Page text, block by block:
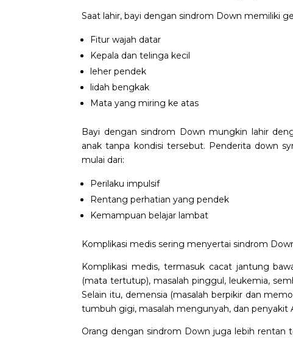
Saat lahir, bayi dengan sindrom Down memiliki
Fitur wajah datar
Kepala dan telinga kecil
leher pendek
lidah bengkak
Mata yang miring ke atas
Bayi dengan sindrom Down mungkin lahir
anak tanpa kondisi tersebut. Penderita down
mulai dari:
Perilaku impulsif
Rentang perhatian yang pendek
Kemampuan belajar lambat
Komplikasi medis sering menyertai sindrom
Komplikasi medis, termasuk cacat jantung
(mata tertutup), masalah pinggul, leukemia,
Selain itu, demensia (masalah berpikir dan
tumbuh gigi, masalah mengunyah, dan penyakit
Orang dengansindrom Down juga lebih rentan